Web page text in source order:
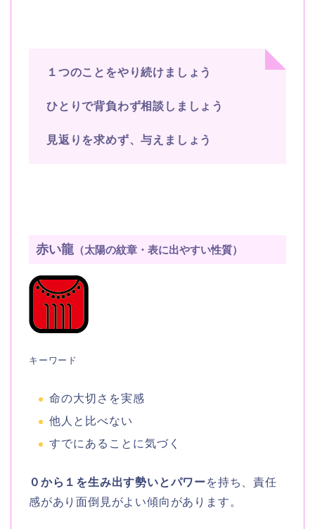
１つのことをやり続けましょう
ひとりで背負わず相談しましょう
見返りを求めず、与えましょう
赤い龍 （太陽の紋章・表に出やすい性質）
キーワード
命の大切さを実感
他人と比べない
すでにあることに気づく
０から１を生み出す勢いとパワーを持ち、責任
感があり面倒見がよい傾向があります。